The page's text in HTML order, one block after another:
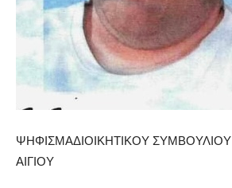
ΨΗΦΙΣΜΑΔΙΟΙΚΗΤΙΚΟΥ ΣΥΜΒΟΥΛΙΟΥ
ΑΙΓΙΟΥ